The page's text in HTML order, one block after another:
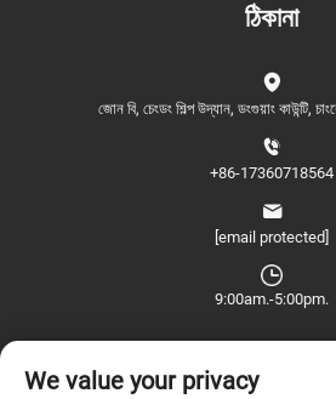
ঠিকানা
জোন বি, চেংডং শিল্প উদ্যান, ডংগুয়াং কাউন্টি,
+86-17360718564
[email protected]
9:00am.-5:00pm.
We value your privacy